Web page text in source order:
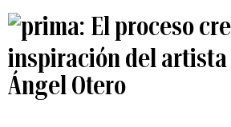
El proceso
inspiración del
Ángel Otero